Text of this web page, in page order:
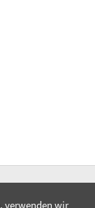
verwenden wir